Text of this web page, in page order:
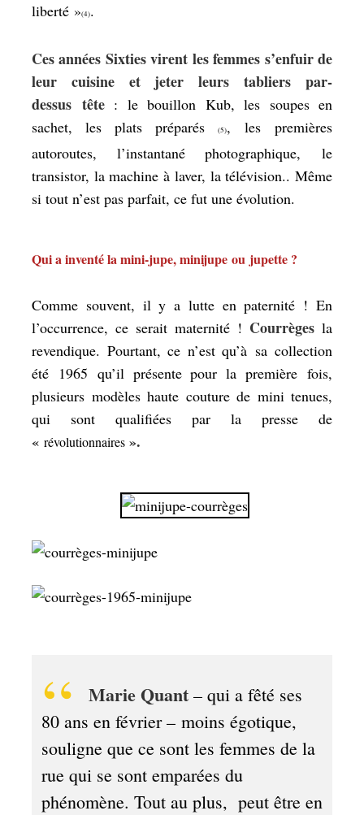
liberté »(4).
Ces années Sixties virent les femmes s’enfuir de
leur cuisine et jeter leurs tabliers par-
dessus tête: le bouillon Kub, les soupes en
sachet, les plats préparés(5), les premières
autoroutes, l’instantané photographique, le
transistor, la machine à laver, la télévision.. Même
si tout n’est pas parfait, ce fut une évolution.
Qui a inventé la mini-jupe, minijupe ou jupette ?
Comme souvent, il y a lutte en paternité ! En
l’occurrence, ce serait maternité ! Courrèges la
revendique. Pourtant, ce n’est qu’à sa collection
été 1965 qu’il présente pour la première fois,
plusieurs modèles haute couture de mini tenues,
qui sont qualifiées par la presse de
« révolutionnaires ».
Marie Quant – qui a fêté ses
80 ans en février – moins égotique,
souligne que ce sont les femmes de la
rue qui se sont emparées du
phénomène. Tout au plus, peut être en